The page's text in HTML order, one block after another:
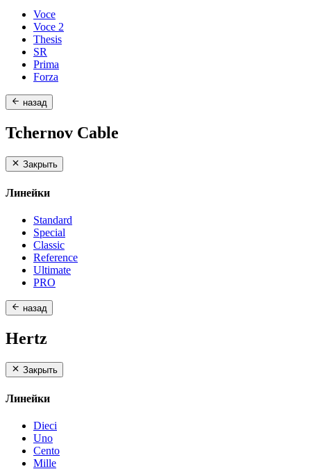
Voce
Voce 2
Thesis
SR
Prima
Forza
назад
Tchernov Cable
Закрыть
Линейки
Standard
Special
Classic
Reference
Ultimate
PRO
назад
Hertz
Закрыть
Линейки
Dieci
Uno
Cento
Mille